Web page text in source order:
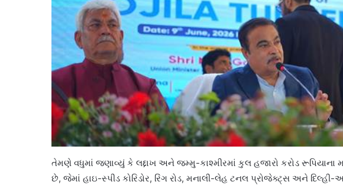
તેમણે વધુમાં જણાવ્યું કે લદ્દાખ અને જમ્મુ-કાશ્મીરમાં કુલ હજારો કરોડ રૂપિયાના
છે, જેમાં હાઇ-સ્પીડ કોરિડોર, રિંગ રોડ, મનાલી-લેહ ટનલ પ્રોજેક્ટ્સ અને